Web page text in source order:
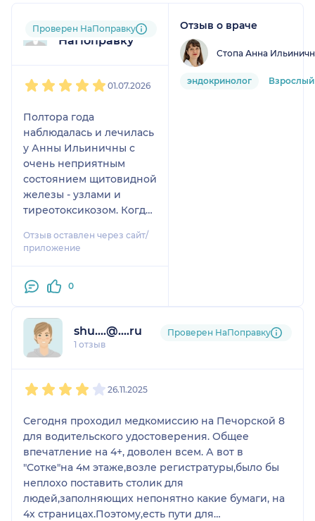
Пользователь
НаПоправку
Проверен НаПоправку
01.07.2026
Полтора года
наблюдалась и лечилась
у Анны Ильиничны с
очень неприятным
состоянием щитовидной
железы - узлами и
тиреотоксикозом. Когда
очень перепугана,
настроение болтало,
вещи все на мне
мне написали данный
диагноз, сказали пить
таблетки, ничего толком
отправили приходить
через 3 месяца на
Думала, что у меня рак и
помчалась за другим
мнением в частную
клинику, где мне
повезло попасть на этого
неравнодушного
Отзыв оставлен через сайт/
приложение
0
Отзыв о враче
Стопа Анна
эндокринолог Взрослый
shu....@....ru
1 отзыв
Проверен НаПоправку
26.11.2025
Сегодня проходил медкомиссию на Печорской 8
для водительского удостоверения. Общее
впечатление на 4+, доволен всем. А вот в
"Сотке"на 4м этаже,возле регистратуры,было бы
неплохо поставить столик для
людей,заполняющих непонятно какие бумаги, на
4х страницах.Поэтому,есть пути для